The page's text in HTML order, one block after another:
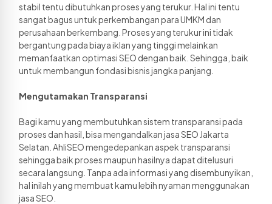
stabil tentu dibutuhkan proses yang terukur. Hal ini tentu
sangat bagus untuk perkembangan para UMKM dan
perusahaan berkembang. Proses yang terukur ini tidak
bergantung pada biaya iklan yang tinggi melainkan
memanfaatkan optimasi SEO dengan baik. Sehingga, baik
untuk membangun fondasi bisnis jangka panjang.
Mengutamakan Transparansi
Bagi kamu yang membutuhkan sistem transparansi pada
proses dan hasil, bisa mengandalkan jasa SEO Jakarta
Selatan. AhliSEO mengedepankan aspek transparansi
sehingga baik proses maupun hasilnya dapat ditelusuri
secara langsung. Tanpa ada informasi yang disembunyikan,
hal inilah yang membuat kamu lebih nyaman menggunakan
jasa SEO.